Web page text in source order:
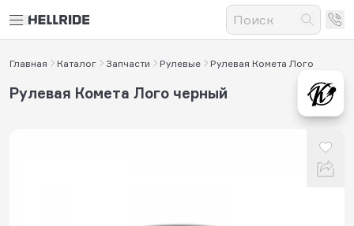
Главная Каталог Запчасти Рулевые Рулевая Комета Лого
Рулевая Комета Лого черный